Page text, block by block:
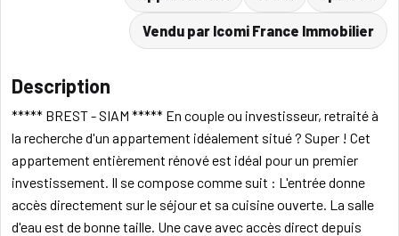
Vendu par Icomi France Immobilier
Description
***** BREST - SIAM ***** En couple ou investisseur, retraité à
la recherche d'un appartement idéalement situé ? Super ! Cet
appartement entièrement rénové est idéal pour un premier
investissement. Il se compose comme suit : L'entrée donne
accès directement sur le séjour et sa cuisine ouverte. La salle
d'eau est de bonne taille. Une cave avec accès direct depuis